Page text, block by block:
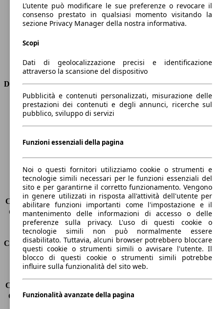
Coppia
350 nm
Cilindrata
1969 ccm
Carburante
Cilindri
Tipo di trazione
Integrale
Dimensioni
Lunghezza
4950 mm
Altezza
1780 mm
Larghezza
2010 mm
Peso massimo
2790 kg
Carico massimo
-
Porte
5
Sedili
7
Carico sul tetto
-
Capacità di traino (senza freni) -
Capacità di traino (con freni)
2400 kg
Volume del bagagliaio
302 - 1856 l
Consumi
Emissioni di CO2*
164 g/km (komb.)
Consumo (extra-urbano)
Consumo (combinato)* 7.1 l/100km
L’utente può modificare le sue preferenze o revocare il
consenso prestato in qualsiasi momento visitando la
sezione Privacy Manager della nostra informativa.
Scopi
Dati di geolocalizzazione precisi e identificazione
attraverso la scansione del dispositivo
Pubblicità e contenuti personalizzati, misurazione delle
prestazioni dei contenuti e degli annunci, ricerche sul
pubblico, sviluppo di servizi
Funzioni essenziali della pagina
Noi o questi fornitori utilizziamo cookie o strumenti e
tecnologie simili necessari per le funzioni essenziali del
sito e per garantirne il corretto funzionamento. Vengono
in genere utilizzati in risposta all'attività dell'utente per
abilitare funzioni importanti come l'impostazione e il
mantenimento delle informazioni di accesso o delle
preferenze sulla privacy. L'uso di questi cookie o
tecnologie simili non può normalmente essere
disabilitato. Tuttavia, alcuni browser potrebbero bloccare
questi cookie o strumenti simili o avvisare l'utente. Il
blocco di questi cookie o strumenti simili potrebbe
influire sulla funzionalità del sito web.
Funzionalità avanzate della pagina